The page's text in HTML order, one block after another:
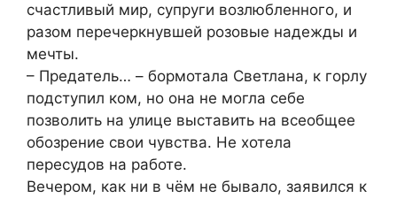
счастливый мир, супруги возлюбленного, и
разом перечеркнувшей розовые надежды и
мечты.
– Предатель… – бормотала Светлана, к горлу
подступил ком, но она не могла себе
позволить на улице выставить на всеобщее
обозрение свои чувства. Не хотела
пересудов на работе.
Вечером, как ни в чём не бывало, заявился к